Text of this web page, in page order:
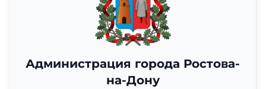
Администрация города Ростова-
на-Дону